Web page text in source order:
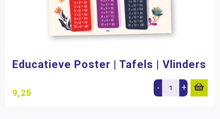
Educatieve Poster | Tafels | Vlinders
9,25 - +